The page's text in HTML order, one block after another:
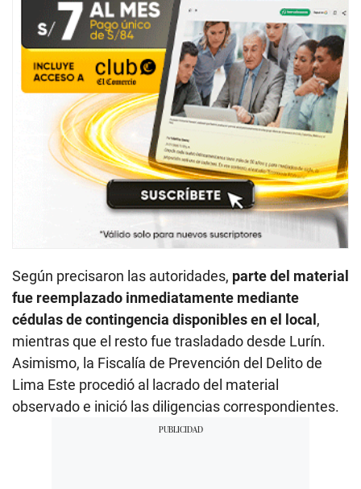
Según precisaron las autoridades, parte del material
fue reemplazado inmediatamente mediante
cédulas de contingencia disponibles en el local,
mientras que el resto fue trasladado desde Lurín.
Asimismo, la Fiscalía de Prevención del Delito de
Lima Este procedió al lacrado del material
observado e inició las diligencias correspondientes.